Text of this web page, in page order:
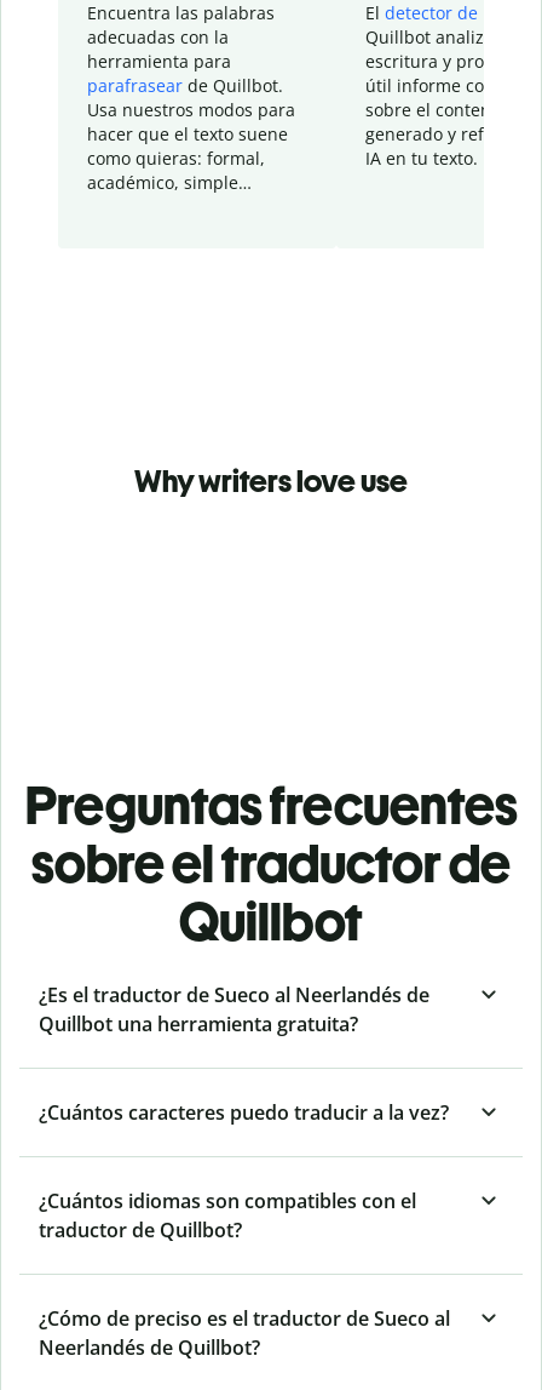
Encuentra las palabras
adecuadas con la
herramienta para
parafrasear de Quillbot.
Usa nuestros modos para
hacer que el texto suene
como quieras: formal,
académico, simple…
El detector de IA
Quillbot analiza tu
escritura y
útil informe con
sobre el contenido
generado y refinado
IA en tu texto.
Why writers love use
Preguntas frecuentes
sobre el traductor de
Quillbot
¿Es el traductor de Sueco al Neerlandés de
Quillbot una herramienta gratuita?
¿Cuántos caracteres puedo traducir a la vez?
¿Cuántos idiomas son compatibles con el
traductor de Quillbot?
¿Cómo de preciso es el traductor de Sueco al
Neerlandés de Quillbot?